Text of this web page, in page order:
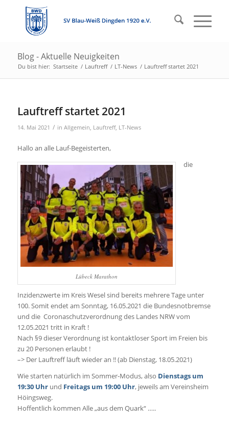
Blog - Aktuelle Neuigkeiten
Du bist hier: Startseite / Lauftreff / LT-News / Lauftreff startet 2021
Lauftreff startet 2021
14. Mai 2021 / in Allgemein, Lauftreff, LT-News
Hallo an alle Lauf-Begeisterten,
Lübeck Marathon
die
Inzidenzwerte im Kreis Wesel sind bereits mehrere Tage unter
100. Somit endet am Sonntag, 16.05.2021 die Bundesnotbremse
und die Coronaschutzverordnung des Landes NRW vom
12.05.2021 tritt in Kraft !
Nach §9 dieser Verordnung ist kontaktloser Sport im Freien bis
zu 20 Personen erlaubt !
–> Der Lauftreff läuft wieder an !! (ab Dienstag, 18.05.2021)
Wie starten natürlich im Sommer-Modus, also Dienstags um
19:30 Uhrund Freitags um 19:00 Uhr, jeweils am Vereinsheim
Höingsweg.
Hoffentlich kommen Alle „aus dem Quark“ …..